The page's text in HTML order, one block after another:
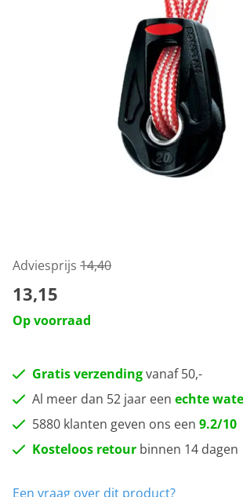
Adviesprijs 14,40
13,15
Op voorraad
Gratis verzendingvanaf 50,-
Al meer dan 52 jaar een echte
5880 klanten geven ons een 9.2/10
Kosteloos retour binnen 14 dagen
Een vraag over dit product?